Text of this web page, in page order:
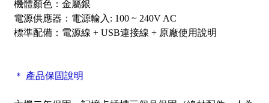
機體顏色：金屬銀
電源供應器：電源輸入: 100 ~ 240V AC
標準配備：電源線 + USB連接線 + 原廠使用說明
＊ 產品保固說明